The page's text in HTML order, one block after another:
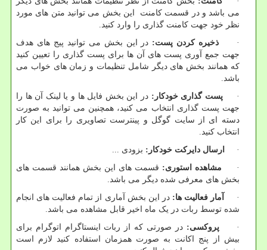
می باشد و در قسمت کامنت این بخش می توانید متن های مورد
نظر خود جهت کامنت گذاری را وارد کنید.
· ذخیره کردن پست: در این بخش می توانید پیج های هدف
جهت جمع آوری پست های آن ها برای پست گذاری را تعیین کنید
که همانند بخش های دیگر شامل تنظیمات و زمان های خواب می
باشد.
·پست گذاری خودکار: در این بخش فایل ها و یا لینک آن ها را
جهت پست گذاری انتخاب می کنید، همچنین می توانید به صورت
دسته ای از سایت گوگل و پینترست تصاویری را برای این کار
انتخاب کنید.
·
ارسال دایرکت خودکار: بزودی ...
· مشاهده استوری: قسمت های این بخش همانند قسمت های
بخش های معرفی شده دیگر می باشد.
·
آمار فعالیت ها: در این بخش آماری از تمام فعالیت های انجام
شده توسط ربات در یک ماه اخیر قابل مشاهده می باشد.
·پروکسی: در صورتی که از ربات اینستاگرام اتوگرام برای
بیش از پنج اکانت به صورت همزمان استفاده کنید لازم است